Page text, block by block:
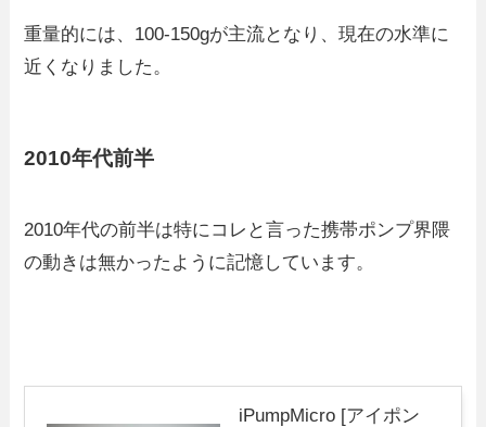
重量的には、100-150gが主流となり、現在の水準に
近くなりました。
2010年代前半
2010年代の前半は特にコレと言った携帯ポンプ界隈
の動きは無かったように記憶しています。
iPumpMicro [アイポン